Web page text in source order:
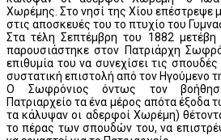
Χωρέμης. Στο νησί της Χίου επέστρεψε
στις αποσκευές του το πτυχίο του
Στα τέλη Σεπτέμβρη του 1882 μετέβη
παρουσιάστηκε στον Πατριάρχη
επιθυμία του να συνεχίσει τις
συστατική επιστολή από τον Ηγούμενο
Ο Σωφρόνιος όντως τον
Πατριαρχείο τα ένα μέρος απότα
τα κάλυψαν οι αδερφοί Χωρέμη)
το πέρας των σπουδών του, να